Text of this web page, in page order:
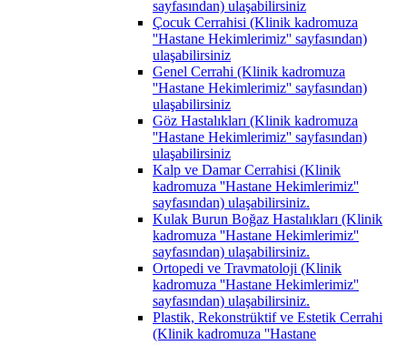
sayfasından) ulaşabilirsiniz
Çocuk Cerrahisi (Klinik kadromuza
''Hastane Hekimlerimiz'' sayfasından)
ulaşabilirsiniz
Genel Cerrahi (Klinik kadromuza
''Hastane Hekimlerimiz'' sayfasından)
ulaşabilirsiniz
Göz Hastalıkları (Klinik kadromuza
''Hastane Hekimlerimiz'' sayfasından)
ulaşabilirsiniz
Kalp ve Damar Cerrahisi (Klinik
kadromuza ''Hastane Hekimlerimiz''
sayfasından) ulaşabilirsiniz.
Kulak Burun Boğaz Hastalıkları (Klinik
kadromuza ''Hastane Hekimlerimiz''
sayfasından) ulaşabilirsiniz.
Ortopedi ve Travmatoloji (Klinik
kadromuza ''Hastane Hekimlerimiz''
sayfasından) ulaşabilirsiniz.
Plastik, Rekonstrüktif ve Estetik Cerrahi
(Klinik kadromuza ''Hastane